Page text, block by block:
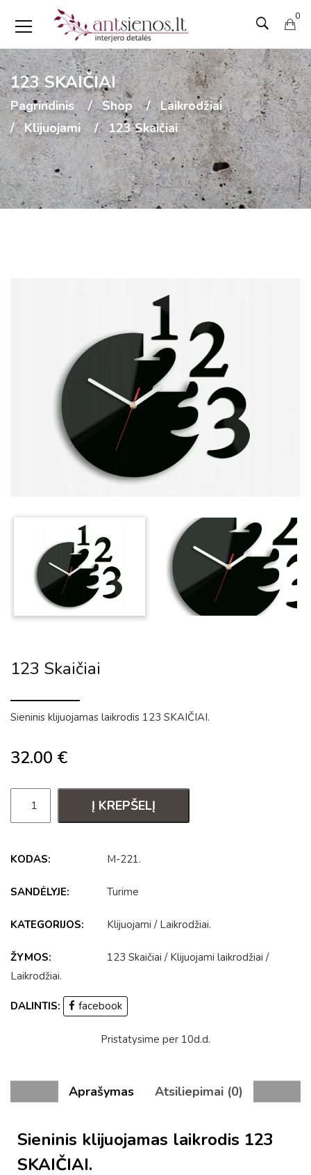
0
123 SKAIČIAI
Pagrindinis Shop
Laikrodžiai
Klijuojami
123 Skaičiai
123 Skaičiai
Sieninis klijuojamas laikrodis 123 SKAIČIAI.
32.00 €
Į KREPŠELĮ
KODAS: M-221.
SANDĖLYJE: Turime
KATEGORIJOS: Klijuojami / Laikrodžiai.
ŽYMOS: 123 Skaičiai / Klijuojami laikrodžiai /
Laikrodžiai.
DALINTIS: facebook
Pristatysime per 10d.d.
Aprašymas Atsiliepimai (0)
Sieninis klijuojamas laikrodis 123
SKAIČIAI.